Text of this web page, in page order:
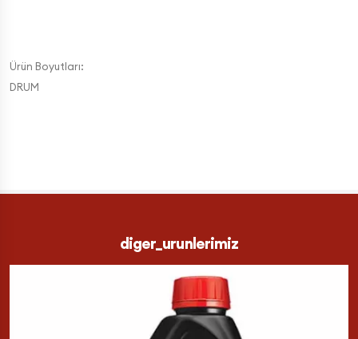
Ürün Boyutları:
DRUM
diger_urunlerimiz